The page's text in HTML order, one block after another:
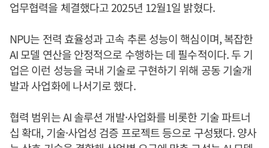
업무협력을 체결했다고 2025년 12월1일 밝혔다.
NPU는 전력 효율성과 고속 추론 성능이 핵심이며, 복잡한
AI 모델 연산을 안정적으로 수행하는 데 필수적이다. 두 기
업은 이런 성능을 국내 기술로 구현하기 위해 공동 기술개
발과 사업화에 나서기로 했다.
협력 범위는 AI 솔루션 개발·사업화를 비롯한 기술 파트너
십 확대, 기술·사업성 검증 프로젝트 등으로 구성됐다. 양사